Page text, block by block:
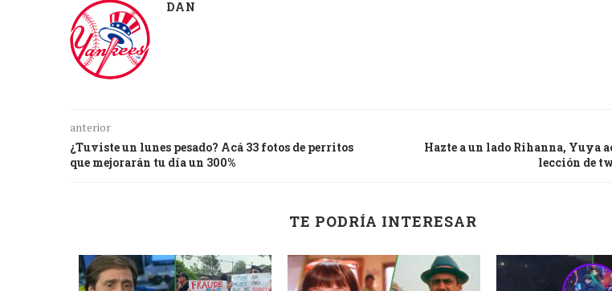
DAN
anterior
¿Tuviste un lunes pesado? Acá 33 fotos de perritos
que mejorarán tu día un 300%
Hazte a un lado Rihanna, Yuya
lección de
TE PODRÍA INTERESAR